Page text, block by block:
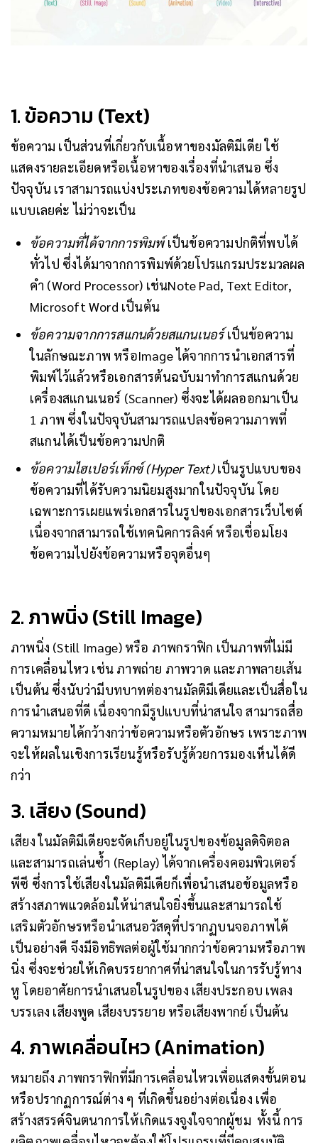
1. ข้อความ (Text)
ข้อความ เป็นส่วนที่เกี่ยวกับเนื้อหาของมัลติมีเดีย ใช้
แสดงรายละเอียดหรือเนื้อหาของเรื่องที่นำเสนอ ซึ่ง
ปัจจุบัน เราสามารถแบ่งประเภทของข้อความได้หลายรูป
แบบเลยค่ะ ไม่ว่าจะเป็น
ข้อความที่ได้จากการพิมพ์เป็นข้อความปกติที่พบได้
ทั่วไป ซึ่งได้มาจากการพิมพ์ด้วยโปรแกรมประมวลผล
คำ (Word Processor) เช่นNote Pad, Text Editor,
Microsoft Word เป็นต้น
ข้อความจากการสแกนด้วยสแกนเนอร์เป็นข้อความ
ในลักษณะภาพ หรือImage ได้จากการนำเอกสารที่
พิมพ์ไว้แล้วหรือเอกสารต้นฉบับมาทำการสแกนด้วย
เครื่องสแกนเนอร์ (Scanner) ซึ่งจะได้ผลออกมาเป็น
1 ภาพ ซึ่งในปัจจุบันสามารถแปลงข้อความภาพที่
สแกนได้เป็นข้อความปกติ
ข้อความไฮเปอร์เท็กซ์ (Hyper Text)เป็นรูปแบบของ
ข้อความที่ได้รับความนิยมสูงมากในปัจจุบัน โดย
เฉพาะการเผยแพร่เอกสารในรูปของเอกสารเว็บไซต์
เนื่องจากสามารถใช้เทคนิคการลิงค์ หรือเชื่อมโยง
ข้อความไปยังข้อความหรือจุดอื่นๆ
2. ภาพนิ่ง (Still Image)
ภาพนิ่ง (Still Image) หรือ ภาพกราฟิก เป็นภาพที่ไม่มี
การเคลื่อนไหว เช่น ภาพถ่าย ภาพวาด และภาพลายเส้น
เป็นต้น ซึ่งนับว่ามีบทบาทต่องานมัลติมีเดียและเป็นสื่อใน
การนำเสนอที่ดี เนื่องจากมีรูปแบบที่น่าสนใจ สามารถสื่อ
ความหมายได้กว้างกว่าข้อความหรือตัวอักษร เพราะภาพ
จะให้ผลในเชิงการเรียนรู้หรือรับรู้ด้วยการมองเห็นได้ดี
กว่า
3. เสียง (Sound)
เสียง ในมัลติมีเดียจะจัดเก็บอยู่ในรูปของข้อมูลดิจิตอล
และสามารถเล่นซ้ำ (Replay) ได้จากเครื่องคอมพิวเตอร์
พีซี ซึ่งการใช้เสียงในมัลติมีเดียก็เพื่อนำเสนอข้อมูลหรือ
สร้างสภาพแวดล้อมให้น่าสนใจยิ่งขึ้นและสามารถใช้
เสริมตัวอักษรหรือนำเสนอวัสดุที่ปรากฏบนจอภาพได้
เป็นอย่างดี จึงมีอิทธิพลต่อผู้ใช้มากกว่าข้อความหรือภาพ
นิ่ง ซึ่งจะช่วยให้เกิดบรรยากาศที่น่าสนใจในการรับรู้ทาง
หู โดยอาศัยการนำเสนอในรูปของ เสียงประกอบ เพลง
บรรเลง เสียงพูด เสียงบรรยาย หรือเสียงพากย์ เป็นต้น
4. ภาพเคลื่อนไหว (Animation)
หมายถึง ภาพกราฟิกที่มีการเคลื่อนไหวเพื่อแสดงขั้นตอน
หรือปรากฏการณ์ต่าง ๆ ที่เกิดขึ้นอย่างต่อเนื่อง เพื่อ
สร้างสรรค์จินตนาการให้เกิดแรงจูงใจจากผู้ชม ทั้งนี้ การ